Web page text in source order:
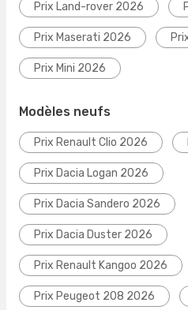
Prix Land-rover 2026
Prix Maserati 2026
Prix Mini 2026
Modèles neufs
Prix Renault Clio 2026
Prix Dacia Logan 2026
Prix Dacia Sandero 2026
Prix Dacia Duster 2026
Prix Renault Kangoo 2026
Prix Peugeot 208 2026